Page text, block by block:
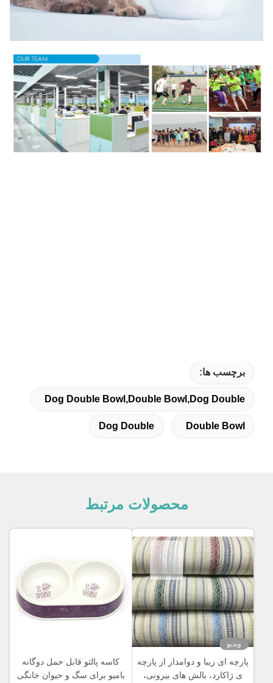
برچسب ها:
Dog Double Bowl,Double Bowl,Dog Double
Double Bowl
Dog Double
محصولات مرتبط
ویدیو
پارچه ای زیبا و دوامدار از پارچه
ی ژاکارد، بالش های بیرونی،
کاسه پالتو قابل حمل دوگانه
بامبو برای سگ و حیوان خانگی